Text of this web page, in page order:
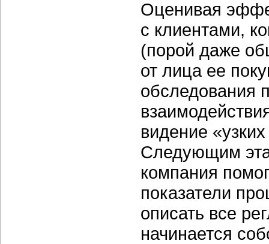
Оценивая
с клиентами,
(порой даже
от лица ее
обследования
видение
Следующим
компания
показатели
описать все
начинается